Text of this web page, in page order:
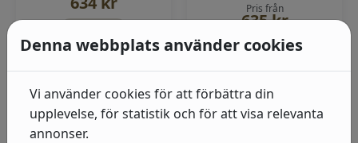
Pris från
635kr
4 färger
Denna webbplats använder cookies
Vi använder cookies för att förbättra din
upplevelse, för statistik och för att visa relevanta
annonser.